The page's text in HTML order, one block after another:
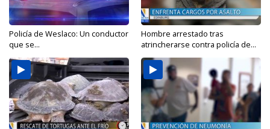
Policía de Weslaco: Un conductor
que se...
Hombre arrestado tras
atrincherarse contra policía de...